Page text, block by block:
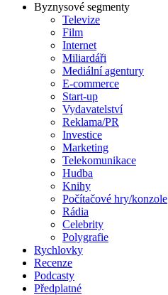
Byznysové segmenty
Televize
Film
Internet
Miliardáři
Mediální agentury
E-commerce
Start-up
Vydavatelství
Reklama/PR
Investice
Marketing
Telekomunikace
Hudba
Knihy
Počítačové hry/konzole
Rádia
Celebrity
Polygrafie
Rychlovky
Recenze
Podcasty
Předplatné